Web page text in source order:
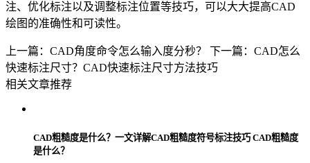
注、优化标注以及调整标注位置等技巧，可以大大提高CAD
绘图 的准确性和可读性。
上一篇：CAD角度命令怎么输入度分秒？
下一篇：CAD怎么
快速标注尺寸？CAD快速标注尺寸方法技巧
相关文章推荐
CAD粗糙度是什么？一文详解CAD粗糙度符号标注技巧 CAD粗糙度
是什么？